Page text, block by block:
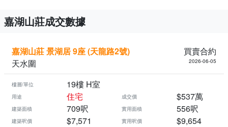
嘉湖山莊成交數據
嘉湖山莊 景湖居 9座 (天龍路2號)
買賣合約
天水圍
2026-06-05
樓層/單位 19樓 H室
用途 住宅 成交價 $537萬
建築面積 709呎 實用面積 556呎
建築呎價 $7,571 實用呎價 $9,654